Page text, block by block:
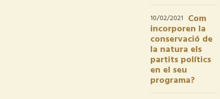
10/02/2021 Com
incorporen la
conservació de
la natura els
partits polítics
en el seu
programa?